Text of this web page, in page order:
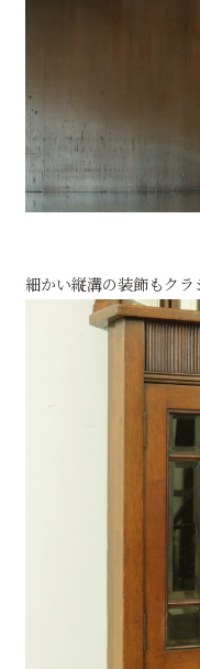
細かい縦溝の装飾もクラ